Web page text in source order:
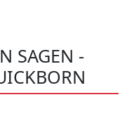
SAGEN -